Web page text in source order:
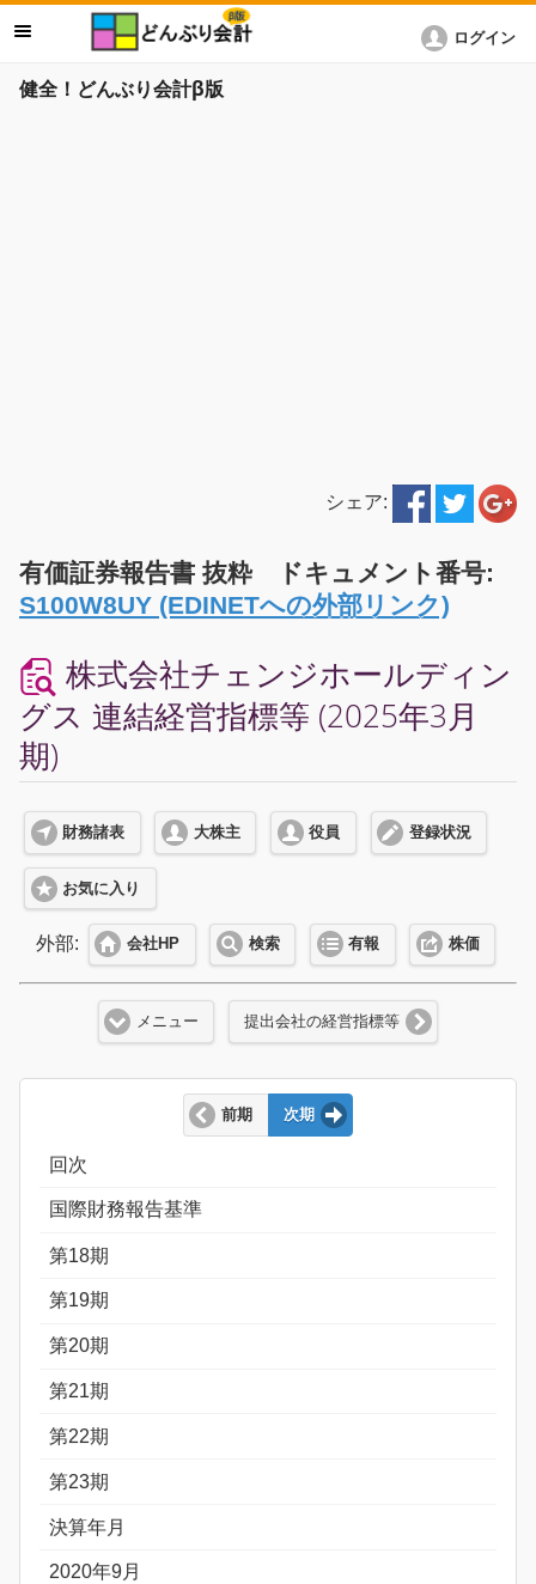
健全！どんぶり会計β版
ログイン
シェア:
有価証券報告書 抜粋 ドキュメント番号:
S100W8UY (EDINETへの外部リンク)
株式会社チェンジホールディン
グス 連結経営指標等 (2025年3月
期)
財務諸表 大株主 役員 登録状況
お気に入り
外部: 会社HP 検索 有報 株価
メニュー 提出会社の経営指標等
前期 次期
回次
国際財務報告基準
第18期
第19期
第20期
第21期
第22期
第23期
決算年月
2020年9月